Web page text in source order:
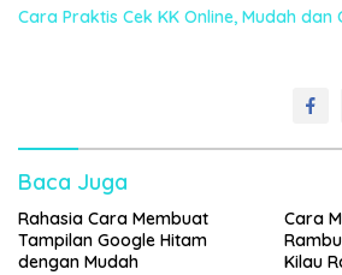
Cara Praktis Cek KK Online, Mudah dan
Baca Juga
Rahasia Cara Membuat
Tampilan Google Hitam
dengan Mudah
Cara
Kilau